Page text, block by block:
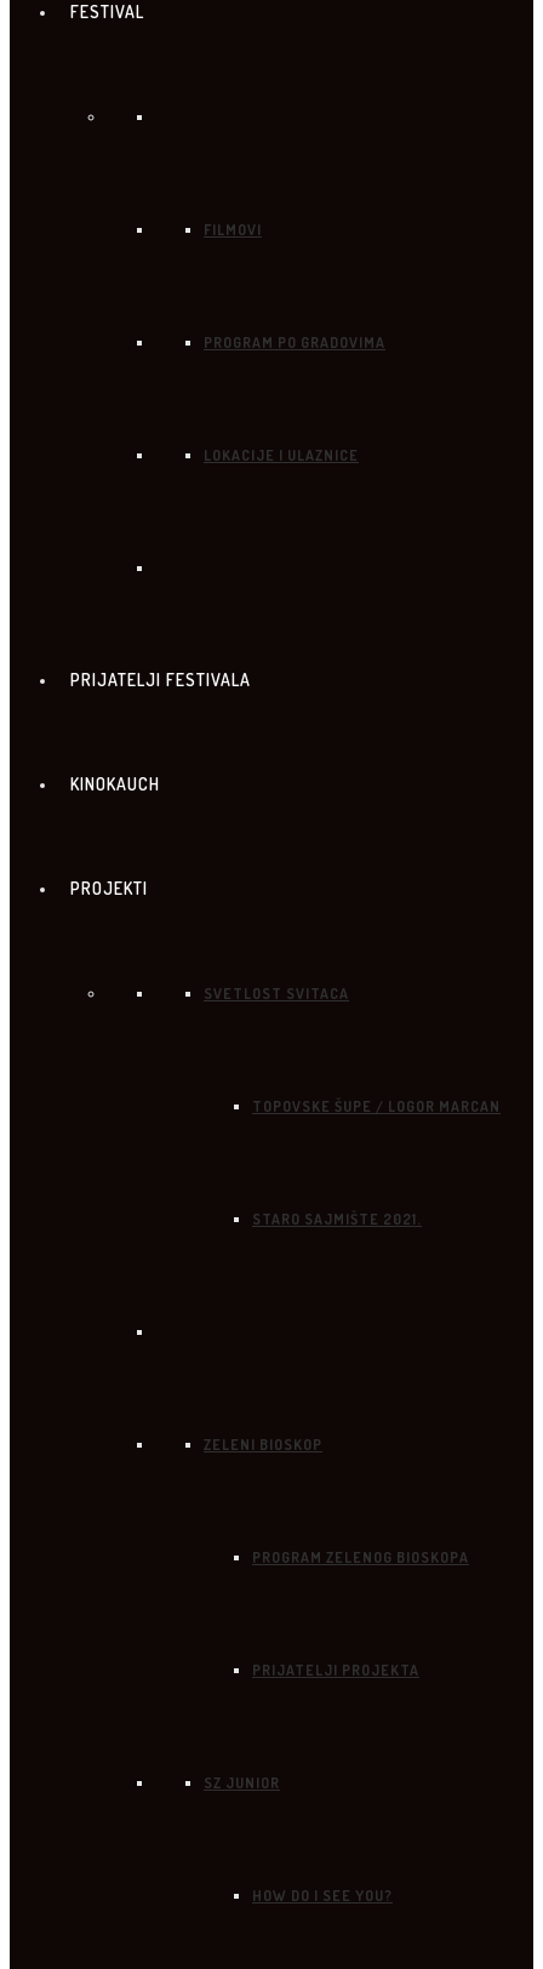
FESTIVAL
FILMOVI
PROGRAM PO GRADOVIMA
LOKACIJE I ULAZNICE
PRIJATELJI FESTIVALA
KINOKAUCH
PROJEKTI
SVETLOST SVITACA
TOPOVSKE ŠUPE / LOGOR MARCAN
STARO SAJMIŠTE 2021.
ZELENI BIOSKOP
PROGRAM ZELENOG BIOSKOPA
PRIJATELJI PROJEKTA
SZ JUNIOR
HOW DO I SEE YOU?